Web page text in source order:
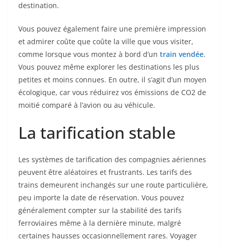
destination.
Vous pouvez également faire une première impression
et admirer coûte que coûte la ville que vous visiter,
comme lorsque vous montez à bord d’un train vendée.
Vous pouvez même explorer les destinations les plus
petites et moins connues. En outre, il s’agit d’un moyen
écologique, car vous réduirez vos émissions de CO2 de
moitié comparé à l’avion ou au véhicule.
La tarification stable
Les systèmes de tarification des compagnies aériennes
peuvent être aléatoires et frustrants. Les tarifs des
trains demeurent inchangés sur une route particulière,
peu importe la date de réservation. Vous pouvez
généralement compter sur la stabilité des tarifs
ferroviaires même à la dernière minute, malgré
certaines hausses occasionnellement rares. Voyager